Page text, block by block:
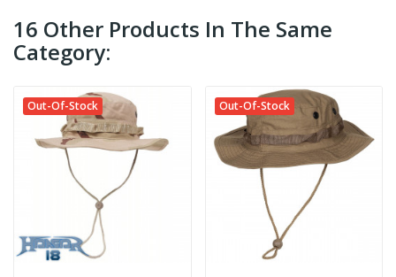
16 Other Products In The Same
Category:
Out-Of-Stock Out-Of-Stock